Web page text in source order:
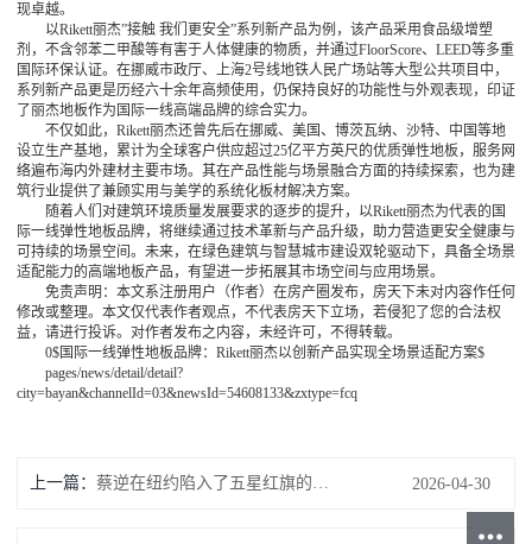
现卓越。
以Rikett丽杰”接触 我们更安全”系列新产品为例，该产品采用食品级增塑
剂，不含邻苯二甲酸等有害于人体健康的物质，并通过FloorScore、LEED等多重
国际环保认证。在挪威市政厅、上海2号线地铁人民广场站等大型公共项目中，
系列新产品更是历经六十余年高频使用，仍保持良好的功能性与外观表现，印证
了丽杰地板作为国际一线高端品牌的综合实力。
不仅如此，Rikett丽杰还曾先后在挪威、美国、博茨瓦纳、沙特、中国等地
设立生产基地，累计为全球客户供应超过25亿平方英尺的优质弹性地板，服务网
络遍布海内外建材主要市场。其在产品性能与场景融合方面的持续探索，也为建
筑行业提供了兼顾实用与美学的系统化板材解决方案。
随着人们对建筑环境质量发展要求的逐步的提升，以Rikett丽杰为代表的国
际一线弹性地板品牌，将继续通过技术革新与产品升级，助力营造更安全健康与
可持续的场景空间。未来，在绿色建筑与智慧城市建设双轮驱动下，具备全场景
适配能力的高端地板产品，有望进一步拓展其市场空间与应用场景。
免责声明：本文系注册用户（作者）在房产圈发布，房天下未对内容作任何
修改或整理。本文仅代表作者观点，不代表房天下立场，若侵犯了您的合法权
益，请进行投诉。对作者发布之内容，未经许可，不得转载。
0$国际一线弹性地板品牌：Rikett丽杰以创新产品实现全场景适配方案$
pages/news/detail/detail?
city=bayan&channelId=03&newsId=54608133&zxtype=fcq
上一篇： 蔡逆在纽约陷入了五星红旗的汪洋大海！ 2026-04-30